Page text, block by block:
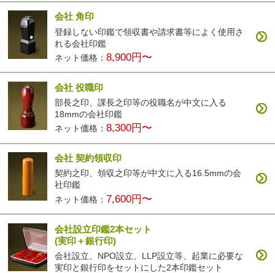
会社 角印
登録しない印鑑で領収書や請求書等によく使用さ
れる会社印鑑
ネット価格：8,900円〜
会社 役職印
部長之印、課長之印等の役職名が中文に入る
18mmの会社印鑑
ネット価格：8,300円〜
会社 契約領収印
契約之印、領収之印等が中文に入る16.5mmの会
社印鑑
ネット価格： 7,600円〜
会社設立印鑑2本セット
(実印＋銀行印)
会社設立、NPO設立、LLP設立等、起業に必要な
実印と銀行印をセットにした2本印鑑セット